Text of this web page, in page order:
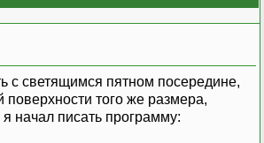
с светящимся пятном посередине,
того же размера,
начал писать программу: